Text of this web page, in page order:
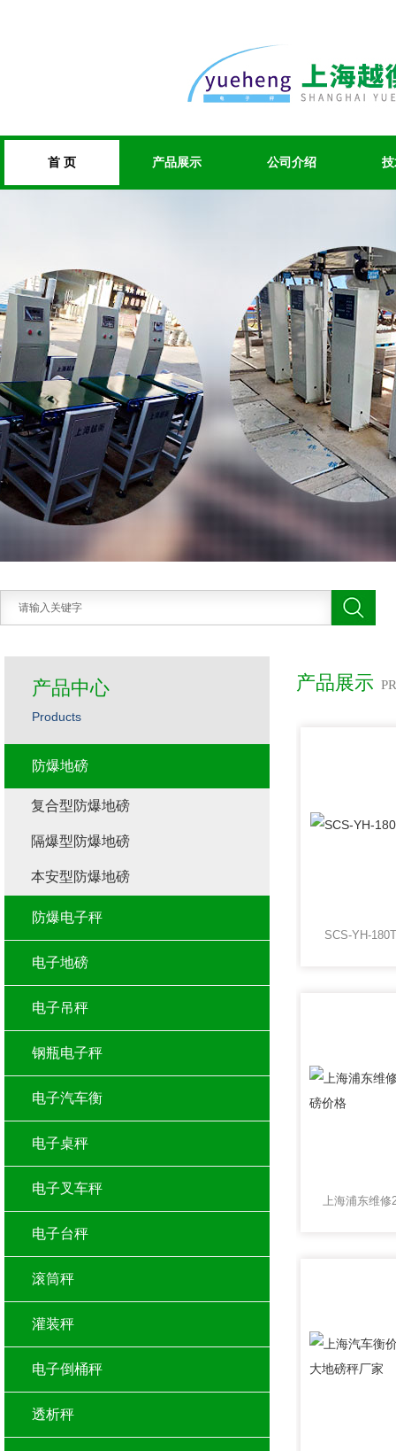
首 页 产品展示 公司介绍
产品展示
SCS-YH-
产品中心
Products
防爆地磅
复合型防爆地磅
隔爆型防爆地磅
本安型防爆地磅
防爆电子秤
电子地磅
电子吊秤
钢瓶电子秤
电子汽车衡
电子桌秤
电子叉车秤
电子台秤
滚筒秤
灌装秤
电子倒桶秤
透析秤